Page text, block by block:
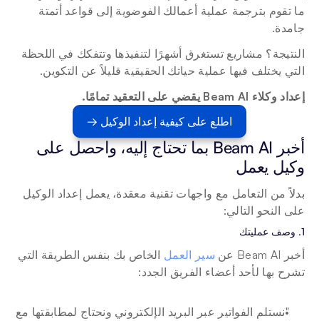
جامدة.
التي يختلف فيها عملية حياتك الحقيقية قليلاً عن التكوين.
إعداد وكلاء Beam AI يقضي على التعقيد تمامًا.
اطلع على كيفية إعداد الوكيل →
وكيل يعمل
على النحو التالي:
1. وصف عمليتك
أخبر Beam AI عن سير العمل
تشرح بها لأحد أعضاء الفريق الجدد: